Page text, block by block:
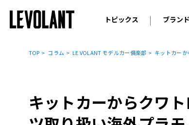
トピックス
ニュース
コラム
ブランド
輸入車
TOP コラム LE VOLANT モデルカー俱楽部 キットカー
キットカーからクワ